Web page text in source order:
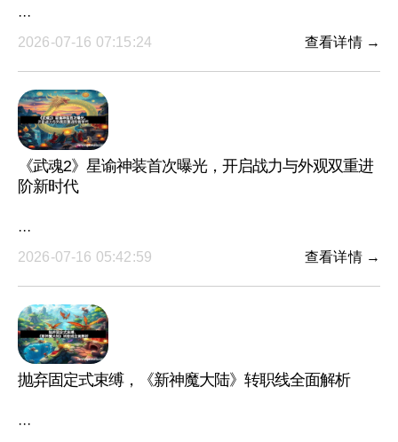
···
2026-07-16 07:15:24
查看详情 →
《武魂2》星谕神装首次曝光，开启战力与外观双重进
阶新时代
···
2026-07-16 05:42:59
查看详情 →
抛弃固定式束缚，《新神魔大陆》转职线全面解析
···